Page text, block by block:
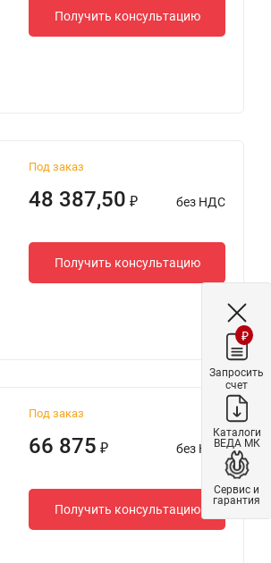
Получить консультацию
Под заказ
48 387,50 ₽ без НДС
Получить консультацию
Под заказ
66 875 ₽ без НДС
Получить консультацию
₽
Запросить
счет
Каталоги
ВЕДА МК
Сервис и
гарантия